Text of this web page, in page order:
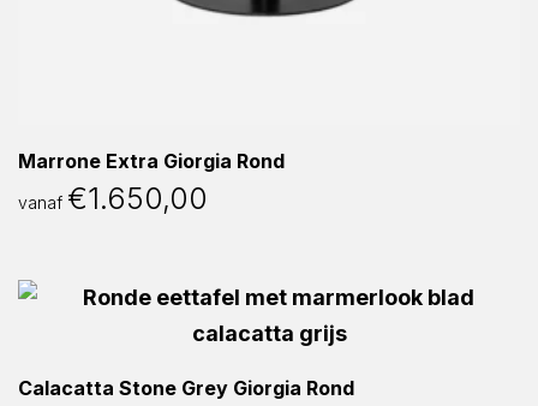
Marrone Extra Giorgia Rond
vanaf €1.650,00
Calacatta Stone Grey Giorgia Rond